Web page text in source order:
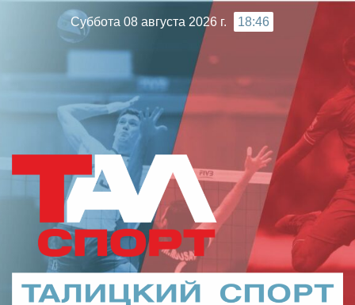
Суббота 08 августа 2026 г. 18:46